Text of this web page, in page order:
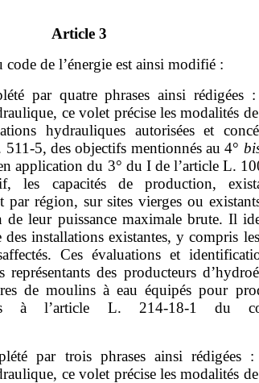
Article 3
code de l’énergie est ainsi modifié :
par quatre phrases ainsi rédigées
ce volet précise les modalités
hydrauliques autorisées et
des objectifs mentionnés au 4°
application du 3° du I de l’article L.
les capacités de production,
par région, sur sites vierges ou
de leur puissance maximale brute. Il
installations existantes, y compris
Ces évaluations et
représentants des producteurs
de moulins à eau équipés pour
à l’article L. 214‑18‑1 du
par trois phrases ainsi rédigées
ce volet précise les modalités